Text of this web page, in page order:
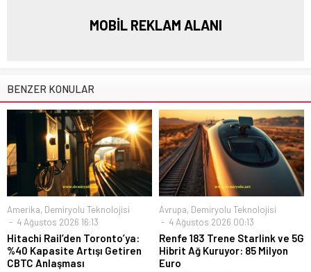
MOBİL REKLAM ALANI
BENZER KONULAR
Amerika, Demiryolu Teknolojisi
4 Ağustos 2026 16:13
Hitachi Rail’den Toronto’ya:
%40 Kapasite Artışı Getiren
CBTC Anlaşması
Avrupa, Demiryolu Teknolojisi
4 Ağustos 2026 00:13
Renfe 183 Trene Starlink ve 5G
Hibrit Ağ Kuruyor: 85 Milyon
Euro